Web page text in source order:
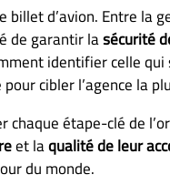
billet d’avion. Entre la
de garantir lasécurité
identifier celle
pour cibler l’agence la
étape-clé de
et laqualité de leur
du monde.